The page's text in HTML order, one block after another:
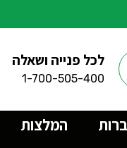
לכל פנייה ושאלה
1-700-505-400
המלצות